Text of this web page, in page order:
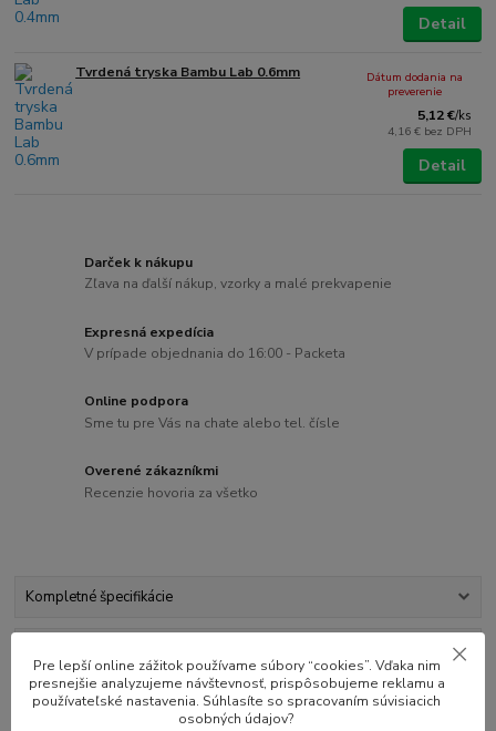
Detail
Tvrdená tryska Bambu Lab 0.6mm
5,12 €/ks
4,16 € bez DPH
Dátum dodania na
preverenie
Detail
Darček k nákupu
Zľava na ďalší nákup, vzorky a malé prekvapenie
Expresná expedícia
V prípade objednania do 16:00 - Packeta
Online podpora
Sme tu pre Vás na chate alebo tel. čísle
Overené zákazníkmi
Recenzie hovoria za všetko
Kompletné špecifikácie
Súvisiaci tovar 6
Pre lepší online zážitok používame súbory “cookies”. Vďaka nim
presnejšie analyzujeme návštevnosť, prispôsobujeme reklamu a
používateľské nastavenia. Súhlasíte so spracovaním súvisiacich
osobných údajov?